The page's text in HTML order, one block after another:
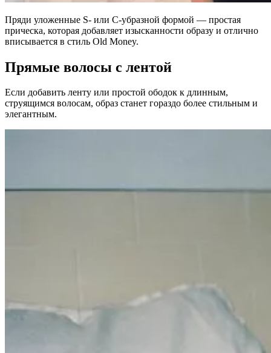
Пряди уложенные S- или C-убразной формой — простая
прическа, которая добавляет изысканности образу и отлично
вписывается в стиль Old Money.
Прямые волосы с лентой
Если добавить ленту или простой ободок к длинным,
струящимся волосам, образ станет гораздо более стильным и
элегантным.